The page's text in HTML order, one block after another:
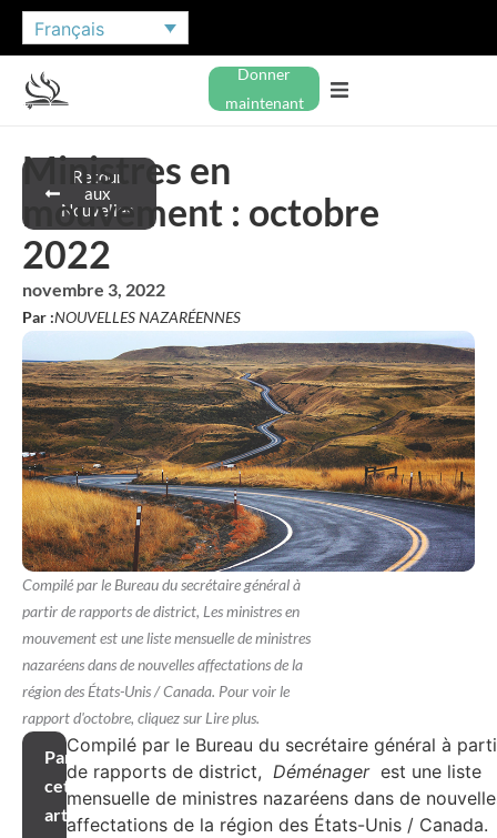
Français
Donner
maintenant
Retour
aux
Nouvelles
Ministres en
mouvement : octobre
2022
novembre 3, 2022
Par :NOUVELLES NAZARÉENNES
Compilé par le Bureau du secrétaire général à
partir de rapports de district, Les ministres en
mouvement est une liste mensuelle de ministres
nazaréens dans de nouvelles affectations de la
région des États-Unis / Canada. Pour voir le
rapport d'octobre, cliquez sur Lire plus.
Partager
cet
article
Compilé par le Bureau du secrétaire général à
de rapports de district, Déménagerest une liste
mensuelle de ministres nazaréens dans de
affectations de la région des États-Unis / Canada.